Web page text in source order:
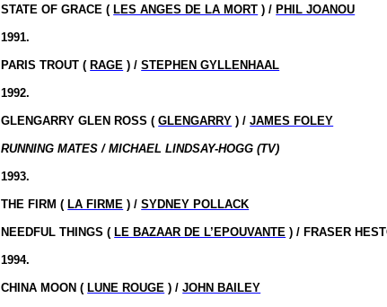
STATE OF GRACE ( LES ANGES DE LA MORT ) / PHIL JOANOU
1991.
PARIS TROUT ( RAGE ) /STEPHEN GYLLENHAAL
1992.
GLENGARRY GLEN ROSS (GLENGARRY ) /JAMES FOLEY
RUNNING MATES / MICHAEL LINDSAY-HOGG (TV)
1993.
THE FIRM ( LA FIRME ) /SYDNEY POLLACK
NEEDFUL THINGS ( LE BAZAAR DE L’EPOUVANTE ) / FRASER
1994.
CHINA MOON ( LUNE ROUGE ) /JOHN BAILEY